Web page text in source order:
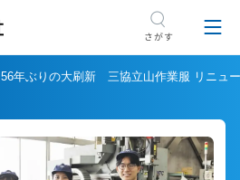
56年ぶりの大刷新 三協立山作業服 リニュ